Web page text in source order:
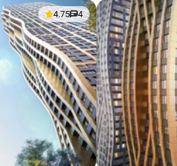
4.75 4